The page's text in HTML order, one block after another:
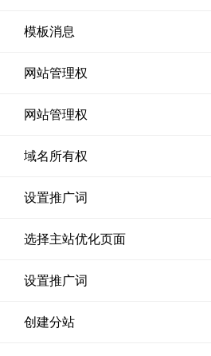
模板消息
网站管理权
网站管理权
域名所有权
设置推广词
选择主站优化页面
设置推广词
创建分站